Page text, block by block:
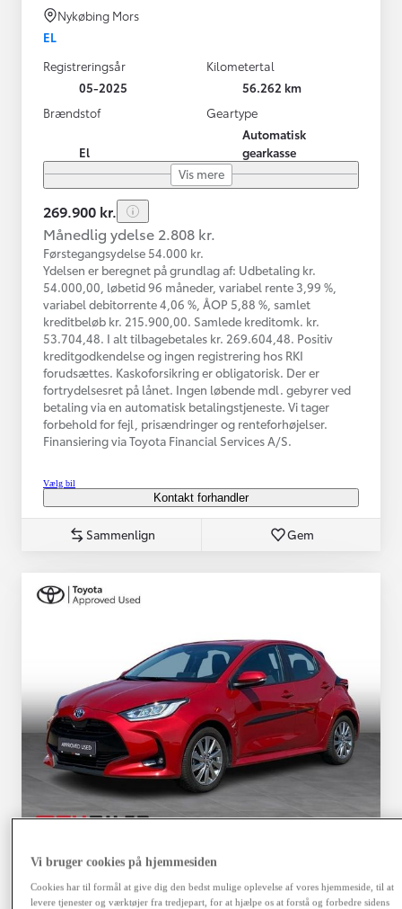
Nykøbing Mors
EL
Registreringsår
05-2025
Kilometertal
56.262 km
Brændstof
El
Geartype
Automatisk
gearkasse
Vis mere
269.900 kr.
Månedlig ydelse 2.808 kr.
Førstegangsydelse 54.000 kr.
Ydelsen er beregnet på grundlag af: Udbetaling kr.
54.000,00, løbetid 96 måneder, variabel rente 3,99 %,
variabel debitorrente 4,06 %, ÅOP 5,88 %, samlet
kreditbeløb kr. 215.900,00. Samlede kreditomk. kr.
53.704,48. I alt tilbagebetales kr. 269.604,48. Positiv
kreditgodkendelse og ingen registrering hos RKI
forudsættes. Kaskoforsikring er obligatorisk. Der er
fortrydelsesret på lånet. Ingen løbende mdl. gebyrer ved
betaling via en automatisk betalingstjeneste. Vi tager
forbehold for fejl, prisændringer og renteforhøjelser.
Finansiering via Toyota Financial Services A/S.
Vælg bil
Kontakt forhandler
Sammenlign Gem
Toyota Yaris
Yaris 4A Hatchback 1.5 hybrid (116 hk) aut. gear Active -
Vi bruger cookies på hjemmesiden
Cookies har til formål at give dig den bedst mulige oplevelse af vores hjemmeside, til at
levere tjenester og værktøjer fra tredjepart, for at hjælpe os at forstå og forbedre sidens